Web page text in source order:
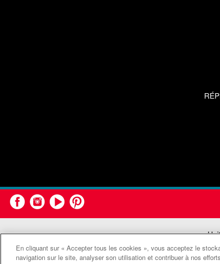
En cliquant sur « Accepter tous les cookies », vous acceptez le
navigation sur le site, analyser son utilisation et contribuer à nos